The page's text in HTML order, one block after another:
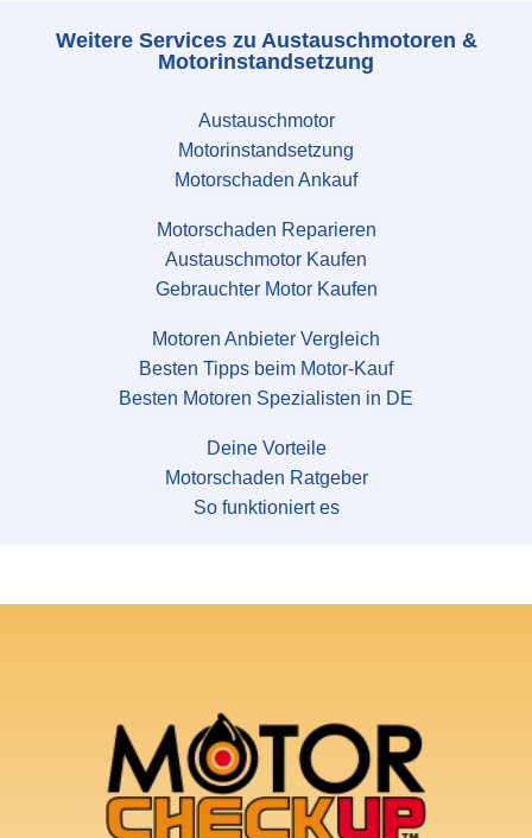
Weitere Services zu Austauschmotoren &
Motorinstandsetzung
Austauschmotor
Motorinstandsetzung
Motorschaden Ankauf
Motorschaden Reparieren
Austauschmotor Kaufen
Gebrauchter Motor Kaufen
Motoren Anbieter Vergleich
Besten Tipps beim Motor-Kauf
Besten Motoren Spezialisten in DE
Deine Vorteile
Motorschaden Ratgeber
So funktioniert es